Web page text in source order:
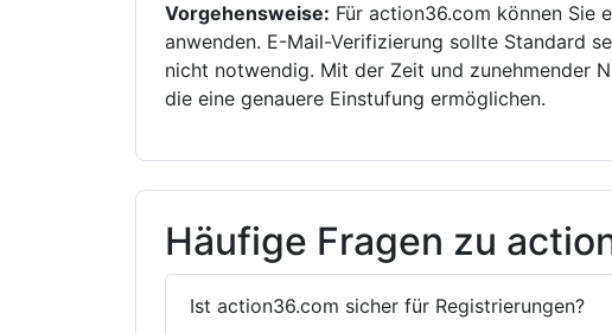
Vorgehensweise: Für action36.com können Sie
anwenden. E-Mail-Verifizierung sollte Standard
nicht notwendig. Mit der Zeit und zunehmender
die eine genauere Einstufung ermöglichen.
Häufige Fragen zu
Ist action36.com sicher für Registrierungen?